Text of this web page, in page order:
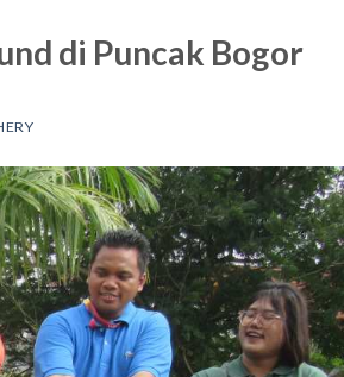
di Puncak Bogor